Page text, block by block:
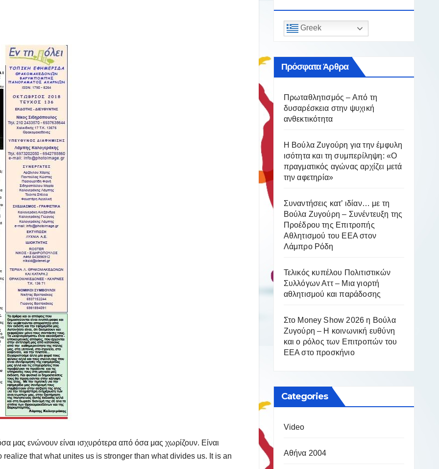
μας ενώνουν είναι ισχυρότερα από όσα μας χωρίζουν. Είναι
realize that what unites us is stronger than what divides us. It is an
Greek
Πρόσφατα Άρθρα
Πρωταθλητισμός – Από τη
δυσαρέσκεια στην ψυχική
ανθεκτικότητα
Η Βούλα Ζυγούρη για την έμφυλη
ισότητα και τη συμπερίληψη: «Ο
πραγματικός αγώνας αρχίζει μετά
την αφετηρία»
Συναντήσεις κατ’ ιδίαν… με τη
Βούλα Ζυγούρη – Συνέντευξη της
Προέδρου της Επιτροπής
Αθλητισμού του ΕΕΑ στον
Λάμπρο Ρόδη
Τελικός κυπέλου Πολιτιστικών
Συλλόγων Αττ – Μια γιορτή
αθλητισμού και παράδοσης
Στο Money Show 2026 η Βούλα
Ζυγούρη – Η κοινωνική ευθύνη
και ο ρόλος των Επιτροπών του
ΕΕΑ στο προσκήνιο
Categories
Video
Αθήνα 2004